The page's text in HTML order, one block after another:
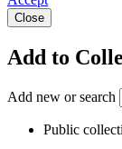
Close
Add to
Add new or search
Public